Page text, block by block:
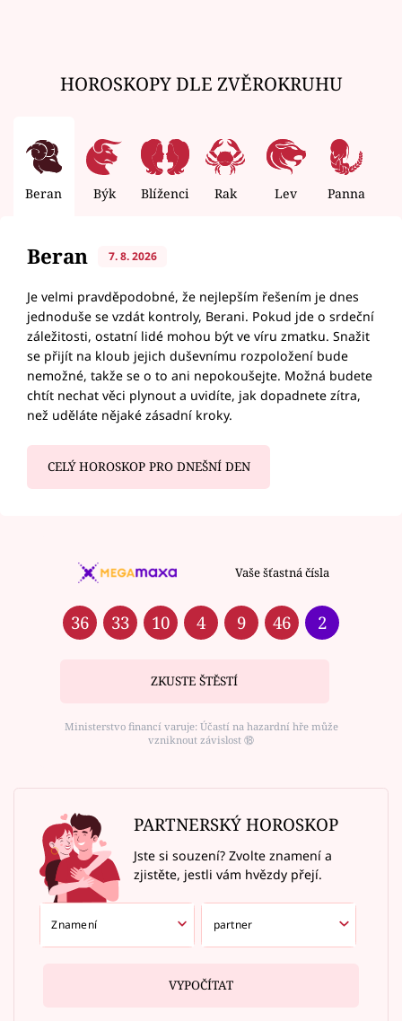
HOROSKOPY DLE ZVĚROKRUHU
Beran Býk Blíženci Rak Lev Panna
Beran 7. 8. 2026
Je velmi pravděpodobné, že nejlepším řešením je dnes
jednoduše se vzdát kontroly, Berani. Pokud jde o srdeční
záležitosti, ostatní lidé mohou být ve víru zmatku. Snažit
se přijít na kloub jejich duševnímu rozpoložení bude
nemožné, takže se o to ani nepokoušejte. Možná budete
chtít nechat věci plynout a uvidíte, jak dopadnete zítra,
než uděláte nějaké zásadní kroky.
CELÝ HOROSKOP PRO DNEŠNÍ DEN
Vaše šťastná čísla
36 33 10 4 9 46 2
ZKUSTE ŠTĚSTÍ
Ministerstvo financí varuje: Účastí na hazardní hře může
vzniknout závislost ⑱
PARTNERSKÝ HOROSKOP
Jste si souzení? Zvolte znamení a
zjistěte, jestli vám hvězdy přejí.
VYPOČÍTAT